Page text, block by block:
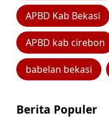
APBD Kab Bekasi
APBD kab cirebon
babelan bekasi
Berita Populer